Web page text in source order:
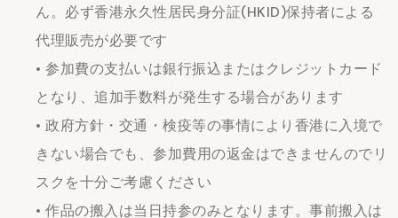
ん。必ず香港永久性居民身分証(HKID)保持者による
代理販売が必要です
• 参加費の支払いは銀行振込またはクレジットカード
となり、追加手数料が発生する場合があります
• 政府方針・交通・検疫等の事情により香港に入境で
きない場合でも、参加費用の返金はできませんのでリ
スクを十分ご考慮ください
• 作品の搬入は当日持参のみとなります。事前搬入は